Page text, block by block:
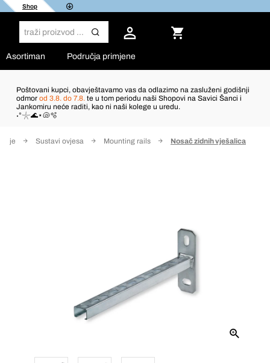
Shop
Asortiman Područja primjene
Poštovani kupci, obavještavamo vas da odlazimo na zasluženi godišnji
odmor od 3.8. do 7.8. te u tom periodu naši Shopovi na Savici Šanci i
Jankomiru neće raditi, kao ni naši kolege u uredu.
˖°𓇼🌊⋆🐚🫧
Sustavi ovjesa Mounting rails Nosač zidnih vješalica